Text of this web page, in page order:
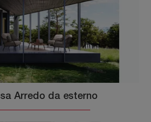
Arredo da esterno